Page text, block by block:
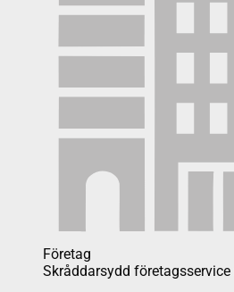
Företag
Skråddarsydd